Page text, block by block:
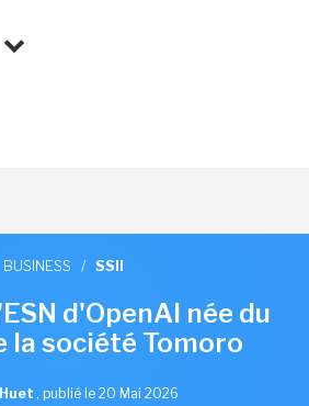
BUSINESS / SSII
d'OpenAI née du
la société Tomoro
, publié le 20 Mai 2026